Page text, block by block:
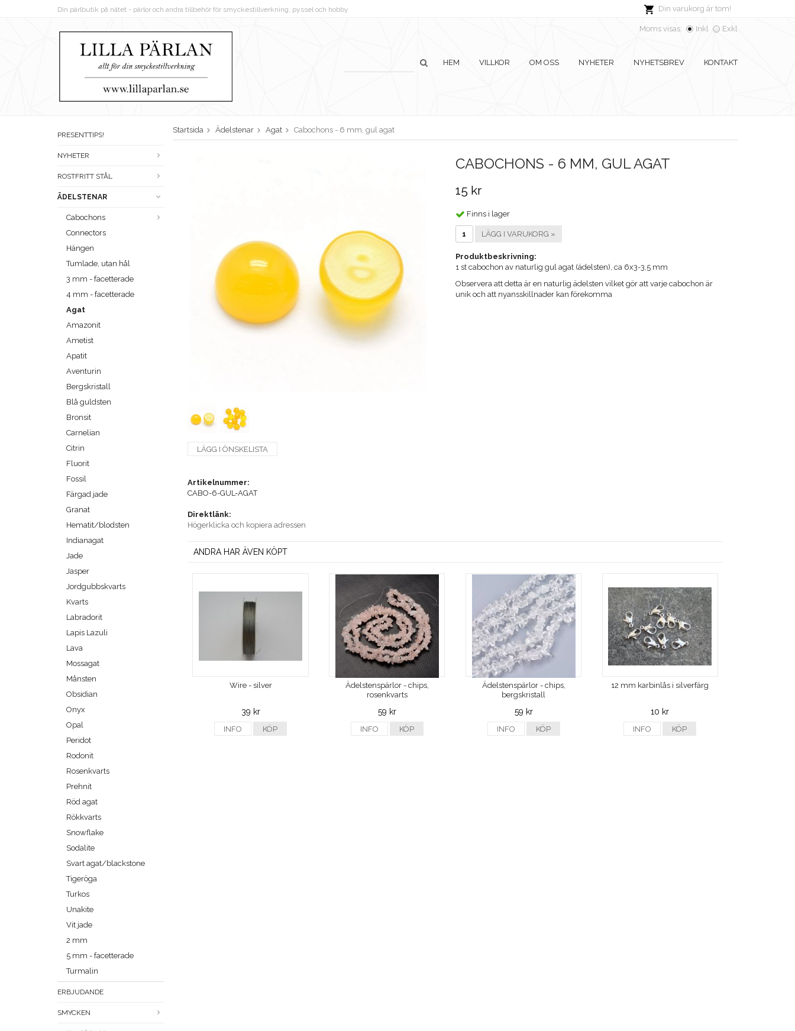
Din varukorg är tom!
Din pärlbutik på nätet - pärlor och andra tillbehör för smyckestillverkning, pyssel och hobby
Moms visas: Inkl Exkl
HEM VILLKOR OM OSS NYHETER NYHETSBREV KONTAKT
PRESENTTIPS!
NYHETER
ROSTFRITT STÅL
ÄDELSTENAR
Cabochons
Connectors
Hängen
Tumlade, utan hål
3 mm - facetterade
4 mm - facetterade
Agat
Amazonit
Ametist
Apatit
Aventurin
Bergskristall
Blå guldsten
Bronsit
Carnelian
Citrin
Fluorit
Fossil
Färgad jade
Granat
Hematit/blodsten
Indianagat
Jade
Jasper
Jordgubbskvarts
Kvarts
Labradorit
Lapis Lazuli
Lava
Mossagat
Månsten
Obsidian
Onyx
Opal
Peridot
Rodonit
Rosenkvarts
Prehnit
Röd agat
Rökkvarts
Snowflake
Sodalite
Svart agat/blackstone
Tigeröga
Turkos
Unakite
Vit jade
2 mm
5 mm - facetterade
Turmalin
ERBJUDANDE
SMYCKEN
Startsida Ädelstenar Agat Cabochons - 6 mm, gul agat
CABOCHONS - 6 MM, GUL AGAT
15 kr
Finns i lager
LÄGG I VARUKORG »
Produktbeskrivning:
1 st cabochon av naturlig gul agat (ädelsten), ca 6x3-3,5 mm
Observera att detta är en naturlig ädelsten vilket gör att varje cabochon är
unik och att nyansskillnader kan förekomma
LÄGG I ÖNSKELISTA
Artikelnummer:
CABO-6-GUL-AGAT
Direktlänk:
Högerklicka och kopiera adressen
ANDRA HAR ÄVEN KÖPT
Wire - silver
39 kr
INFO KÖP
Ädelstenspärlor - chips,
rosenkvarts
59 kr
INFO KÖP
Ädelstenspärlor - chips,
bergskristall
59 kr
INFO KÖP
12 mm karbinlås i silverfärg
10 kr
INFO KÖP